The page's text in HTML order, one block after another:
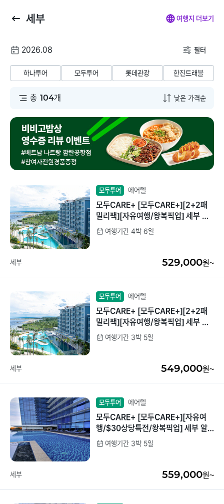
뒤
기
세부 여행지 더보기
여
짜
2026.08 필터
하나투어 모두투어 롯데관광 한진트래블
총 104개
모두투어 에어텔
모두CARE+ [모두CARE+][2+2패
밀리팩][자유여행/왕복픽업] 세부 솔
레아 프리미어씨티뷰 4박6일 [리조트
디너1회/워터파크]
여행기간 4박 6일
세부 529,000원~
모두투어 에어텔
모두CARE+ [모두CARE+][2+2패
밀리팩][자유여행/왕복픽업] 세부 솔
레아 프리미어씨티뷰 3박5일 [리조트
디너1회/워터파크]
여행기간 3박 5일
세부 549,000원~
모두투어 에어텔
모두CARE+ [모두CARE+][자유여
행/$30상당특전/왕복픽업] 세부 알
테라 디럭스씨티뷰 3박5일[리조트디
너1회]
여행기간 3박 5일
세부 559,000원~
나
전
뉴
기
해외패키지 해외항공+호텔 해외호텔 해외항공
동남아/대만/서남
말레이시아
베트남
인도네시아
필리핀
캄보디아
라오스
브루나이
싱가포르
인도/네팔
괌/사이판/호주/뉴
질랜드
유럽/아프리카
미주/하와이/알래
스카
중국/홍콩/몽골/중
앙아시아